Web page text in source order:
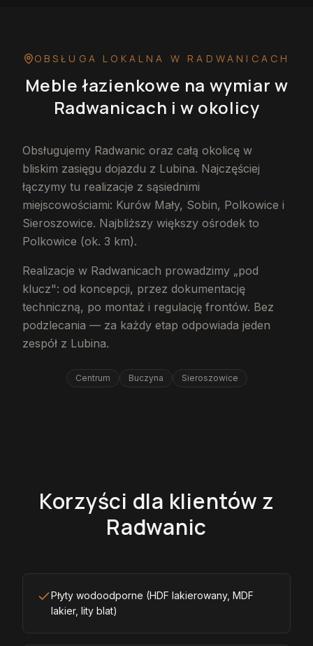
OBSŁUGA LOKALNA W RADWANICACH
Meble łazienkowe na wymiar w
Radwanicach i w okolicy
Obsługujemy Radwanic oraz całą okolicę w
bliskim zasięgu dojazdu z Lubina. Najczęściej
łączymy tu realizacje z sąsiednimi
miejscowościami: Kurów Mały, Sobin, Polkowice i
Sieroszowice. Najbliższy większy ośrodek to
Polkowice (ok. 3 km).
Realizacje w Radwanicach prowadzimy „pod
klucz": od koncepcji, przez dokumentację
techniczną, po montaż i regulację frontów. Bez
podzlecania — za każdy etap odpowiada jeden
zespół z Lubina.
Centrum Buczyna Sieroszowice
Korzyści dla klientów z
Radwanic
Płyty wodoodporne (HDF lakierowany, MDF
lakier, lity blat)